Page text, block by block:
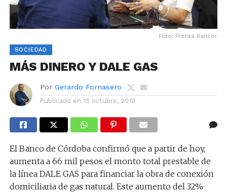
Foto: Prensa Bancor
SOCIEDAD
MÁS DINERO Y DALE GAS
Por Gerardo Fornasero
Publicado en 15 octubre, 2019
El Banco de Córdoba confirmó que a partir de hoy,
aumenta a 66 mil pesos el monto total prestable de
la línea DALE GAS para financiar la obra de conexión
domiciliaria de gas natural. Este aumento del 32%